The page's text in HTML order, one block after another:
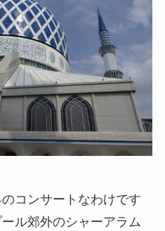
コンサートなわけです
ル郊外のシャーアラム